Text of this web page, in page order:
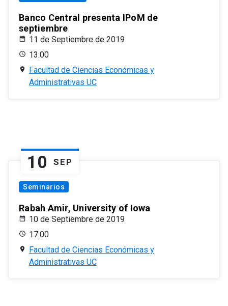
Banco Central presenta IPoM de
septiembre
11 de Septiembre de 2019
13:00
Facultad de Ciencias Económicas y
Administrativas UC
10 SEP
Seminarios
Rabah Amir, University of Iowa
10 de Septiembre de 2019
17:00
Facultad de Ciencias Económicas y
Administrativas UC